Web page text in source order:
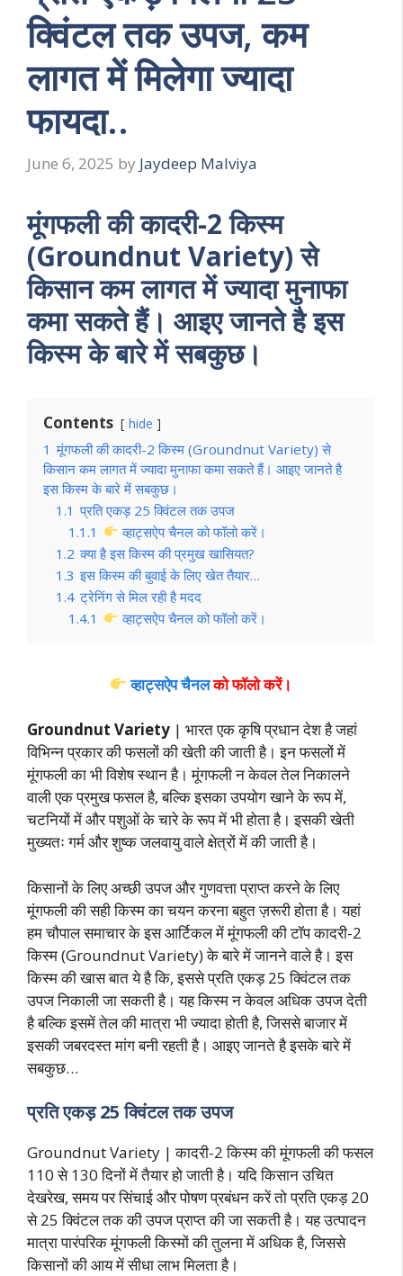
क्विंटल तक उपज, कम
लागत में मिलेगा ज्यादा
फायदा..
June 6, 2025 by Jaydeep Malviya
मूंगफली की कादरी-2 किस्म
(Groundnut Variety) से
किसान कम लागत में ज्यादा मुनाफा
कमा सकते हैं। आइए जानते है इस
किस्म के बारे में सबकुछ।
Contents hide
1 मूंगफली की कादरी-2 किस्म (Groundnut Variety) से
किसान कम लागत में ज्यादा मुनाफा कमा सकते हैं। आइए जानते है
इस किस्म के बारे में सबकुछ।
1.1 प्रति एकड़ 25 क्विंटल तक उपज
1.1.1
व्हाट्सऐप चैनल को फॉलो करें।
1.2 क्या है इस किस्म की प्रमुख खासियत?
1.3 इस किस्म की बुवाई के लिए खेत तैयार…
1.4 ट्रेनिंग से मिल रही है मदद
1.4.1
व्हाट्सऐप चैनल को फॉलो करें।
व्हाट्सऐप चैनलको फॉलो करें।
Groundnut Variety | भारत एक कृषि प्रधान देश है जहां
विभिन्न प्रकार की फसलों की खेती की जाती है। इन फसलों में
मूंगफली का भी विशेष स्थान है। मूंगफली न केवल तेल निकालने
वाली एक प्रमुख फसल है, बल्कि इसका उपयोग खाने के रूप में,
चटनियों में और पशुओं के चारे के रूप में भी होता है। इसकी खेती
मुख्यतः गर्म और शुष्क जलवायु वाले क्षेत्रों में की जाती है।
किसानों के लिए अच्छी उपज और गुणवत्ता प्राप्त करने के लिए
मूंगफली की सही किस्म का चयन करना बहुत ज़रूरी होता है। यहां
हम चौपाल समाचार के इस आर्टिकल में मूंगफली की टॉप कादरी-2
किस्म (Groundnut Variety) के बारे में जानने वाले है। इस
किस्म की खास बात ये है कि, इससे प्रति एकड़ 25 क्विंटल तक
उपज निकाली जा सकती है। यह किस्म न केवल अधिक उपज देती
है बल्कि इसमें तेल की मात्रा भी ज्यादा होती है, जिससे बाजार में
इसकी जबरदस्त मांग बनी रहती है। आइए जानते है इसके बारे में
सबकुछ…
प्रति एकड़ 25 क्विंटल तक उपज
Groundnut Variety | कादरी-2 किस्म की मूंगफली की फसल
110 से 130 दिनों में तैयार हो जाती है। यदि किसान उचित
देखरेख, समय पर सिंचाई और पोषण प्रबंधन करें तो प्रति एकड़ 20
से 25 क्विंटल तक की उपज प्राप्त की जा सकती है। यह उत्पादन
मात्रा पारंपरिक मूंगफली किस्मों की तुलना में अधिक है, जिससे
किसानों की आय में सीधा लाभ मिलता है।